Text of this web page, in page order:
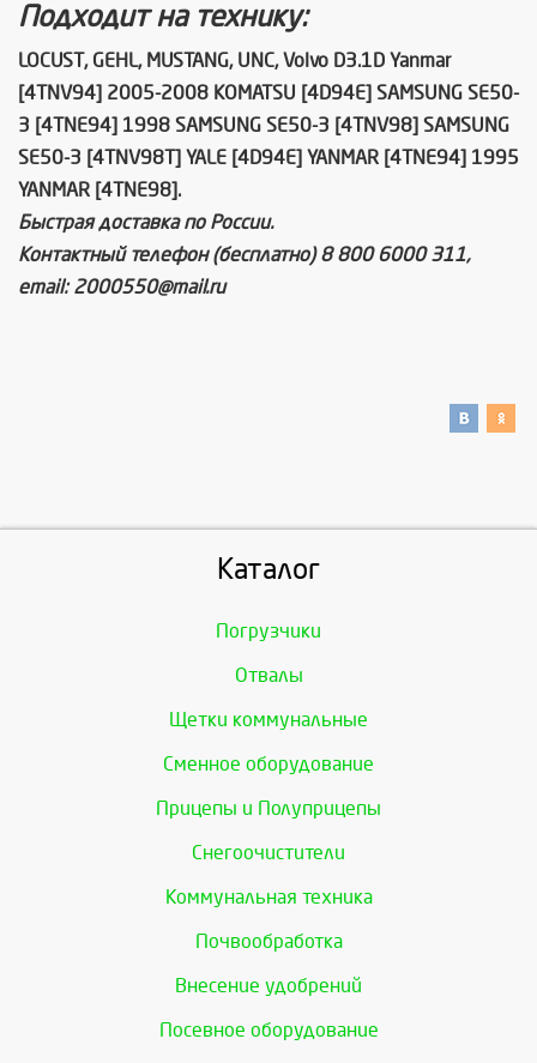
Подходит на технику:
LOCUST, GEHL, MUSTANG, UNC, Volvo D3.1D Yanmar
[4TNV94] 2005-2008 KOMATSU [4D94E] SAMSUNG SE50-
3 [4TNE94] 1998 SAMSUNG SE50-3 [4TNV98] SAMSUNG
SE50-3 [4TNV98T] YALE [4D94E] YANMAR [4TNE94] 1995
YANMAR [4TNE98].
Быстрая доставка по России.
Контактный телефон (бесплатно) 8 800 6000 311,
email: 2000550@mail.ru
Каталог
Погрузчики
Отвалы
Щетки коммунальные
Сменное оборудование
Прицепы и Полуприцепы
Снегоочистители
Коммунальная техника
Почвообработка
Внесение удобрений
Посевное оборудование